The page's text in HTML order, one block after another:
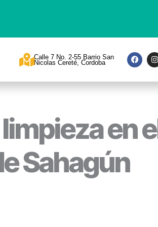
Calle 7 No. 2-55 Barrio San
Nicolas Cereté, Cordoba
F
a
c
I
n
s
en
Sahagún